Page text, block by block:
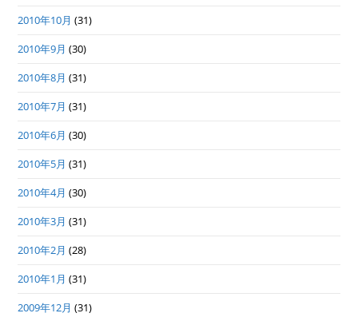
2010年10月 (31)
2010年9月 (30)
2010年8月 (31)
2010年7月 (31)
2010年6月 (30)
2010年5月 (31)
2010年4月 (30)
2010年3月 (31)
2010年2月 (28)
2010年1月 (31)
2009年12月 (31)